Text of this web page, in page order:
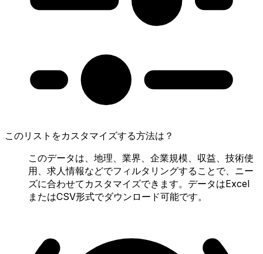
このリストをカスタマイズする方法は？
このデータは、地理、業界、企業規模、収益、技術使
用、求人情報などでフィルタリングすることで、ニー
ズに合わせてカスタマイズできます。データはExcel
またはCSV形式でダウンロード可能です。